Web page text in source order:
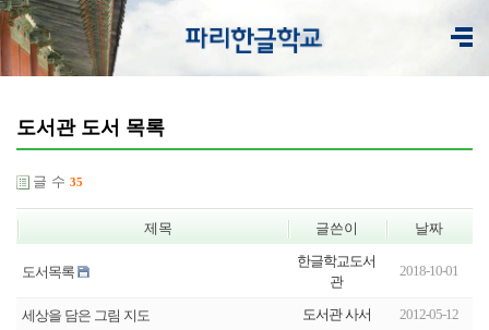
도서관 도서 목록
글 수 35
제목 글쓴이 날짜
도서목록
한글학교도서
관
2018-10-01
세상을 담은 그림 지도 도서관 사서 2012-05-12